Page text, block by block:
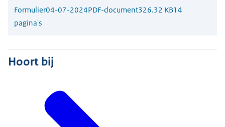
Formulier04-07-2024PDF-document326.32 KB14
pagina's
Hoort bij